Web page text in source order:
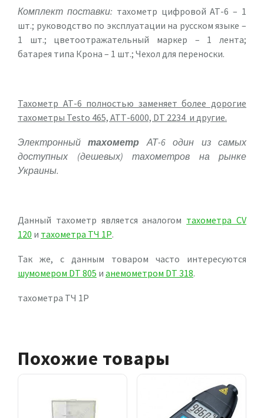
Комплект поставки: тахометр цифровой АТ-6 – 1
шт.; руководство по эксплуатации на русском языке –
1 шт.; цветоотражательный маркер – 1 лента;
батарея типа Крона – 1 шт.; Чехол для переноски.
Тахометр АТ-6 полностью заменяет более дорогие
тахометры Testo 465, АТТ-6000, DT 2234 и другие.
Электронныйтахометр АТ-6 один из самых
доступных (дешевых) тахометров на рынке
Украины.
Данный тахометр является аналогом тахометра CV
120 и тахометра ТЧ 1Р.
Так же, с данным товаром часто интересуются
шумомером DT 805 и анемометром DT 318.
тахометра ТЧ 1Р
Похожие товары